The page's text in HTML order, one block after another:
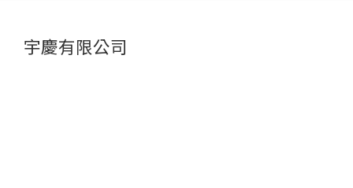
宇慶有限公司